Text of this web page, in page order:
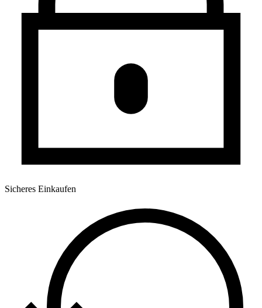
Sicheres Einkaufen